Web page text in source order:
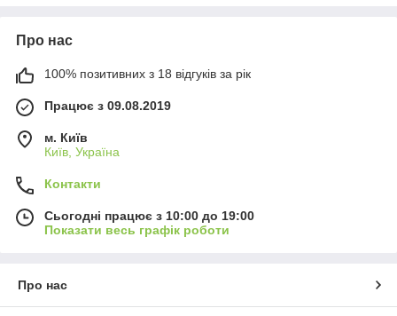
Про нас
100% позитивних з 18 відгуків за рік
Працює з 09.08.2019
м. Київ
Київ, Україна
Контакти
Сьогодні працює з 10:00 до 19:00
Показати весь графік роботи
Про нас